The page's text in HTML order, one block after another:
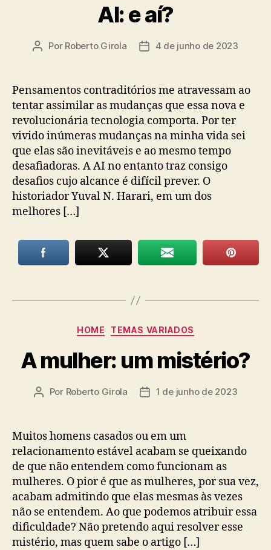
AI: e aí?
Autor
Por Roberto Girola
Data4 de junho de 2023
Pensamentos contraditórios me atravessam ao
tentar assimilar as mudanças que essa nova e
revolucionária tecnologia comporta. Por ter
vivido inúmeras mudanças na minha vida sei
que elas são inevitáveis e ao mesmo tempo
desafiadoras. A AI no entanto traz consigo
desafios cujo alcance é difícil prever. O
historiador Yuval N. Harari, em um dos
melhores […]
Categorias
HOME TEMAS VARIADOS
A mulher: um mistério?
Autor
Por Roberto Girola
Data1 de junho de 2023
Muitos homens casados ou em um
relacionamento estável acabam se queixando
de que não entendem como funcionam as
mulheres. O pior é que as mulheres, por sua vez,
acabam admitindo que elas mesmas às vezes
não se entendem. Ao que podemos atribuir essa
dificuldade? Não pretendo aqui resolver esse
mistério, mas quem sabe o artigo […]